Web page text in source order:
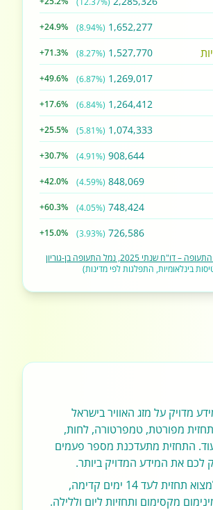
1,652,277
(8.94%)
+24.9%
1,527,770
(8.27%)
+71.3%
1,269,017
(6.87%)
+49.6%
1,264,412
(6.84%)
+17.6%
1,074,333
(5.81%)
+25.5%
908,644
(4.91%)
+30.7%
848,069
(4.59%)
+42.0%
748,424
(4.05%)
+60.3%
726,586
(3.93%)
+15.0%
שנתי 2025, נמל התעופה בן-גוריון
בינלאומיות, התפלגות לפי מדינות)
מדויק על מזג האוויר בישראל
תחזית מפורטת, טמפרטורה, לחות,
התחזית מתעדכנת מספר פעמים
לכם את המידע המדויק ביותר.
באתר תוכלו למצוא תחזית לעד 14 ימים קדימה,
מקסימום ותחזיות ליום וללילה.